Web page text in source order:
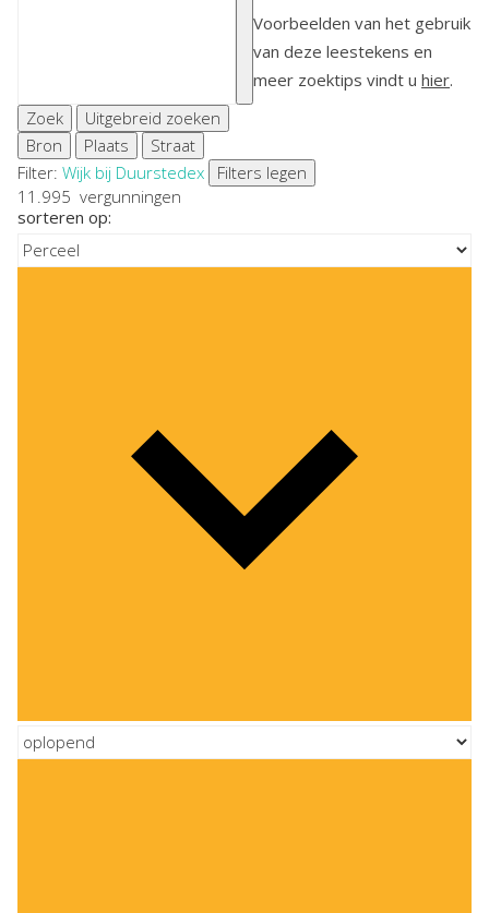
Voorbeelden van het gebruik
van deze leestekens en
meer zoektips vindt u hier.
Zoek
Uitgebreid zoeken
Bron
Plaats
Straat
Filter: Wijk bij Duurstedex
Filters legen
11.995 vergunningen
sorteren op: